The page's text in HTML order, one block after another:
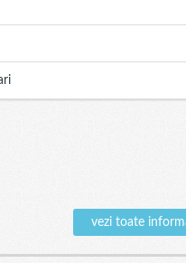
vezi toate